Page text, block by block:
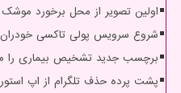
اولین تصویر از محل برخورد موشک
شروع سرویس پولی تاکسی
برچسب جدید تشخیص بیماری را
پشت پرده حذف تلگرام از اپ استور